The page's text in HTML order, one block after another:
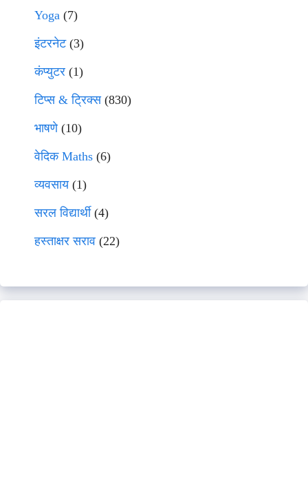
Yoga (7)
इंटरनेट(3)
कंप्युटर (1)
टिप्स & ट्रिक्स(830)
भाषणे(10)
वेदिक Maths (6)
व्यवसाय(1)
सरल विद्यार्थी(4)
हस्ताक्षर सराव (22)